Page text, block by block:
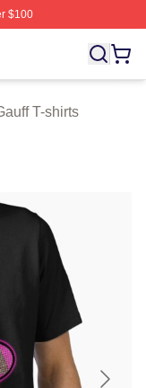
$100
Coco Gauff
T-shirts